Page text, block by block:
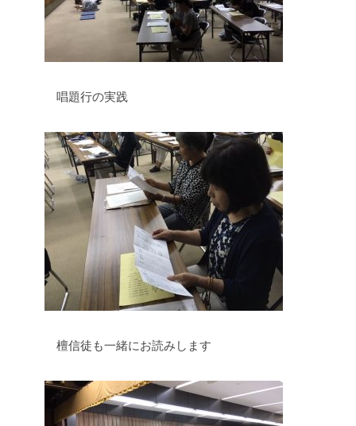
唱題行の実践
檀信徒も一緒にお読みします